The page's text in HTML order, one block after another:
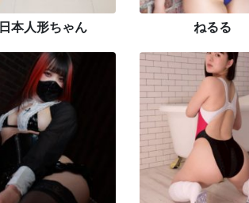
日本人形ちゃん ねるる